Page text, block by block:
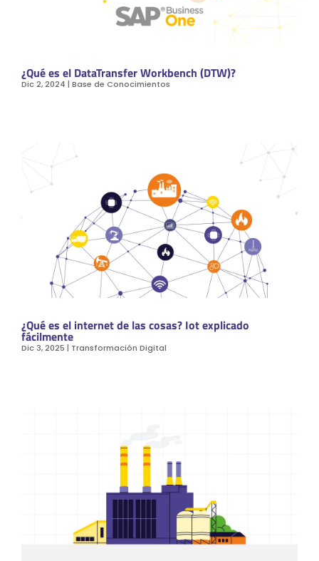
¿Qué es el DataTransfer Workbench (DTW)?
Dic 2, 2024 |Base de Conocimientos
¿Qué es el internet de las cosas? Iot explicado
fácilmente
Dic 3, 2025 | Transformación Digital